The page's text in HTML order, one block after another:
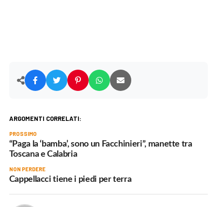
ARGOMENTI CORRELATI:
PROSSIMO
“Paga la ‘bamba’, sono un Facchinieri”, manette tra
Toscana e Calabria
NON PERDERE
Cappellacci tiene i piedi per terra